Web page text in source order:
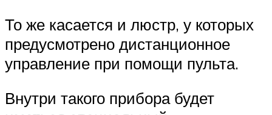
То же касается и люстр, у которых
предусмотрено дистанционное
управление при помощи пульта.
Внутри такого прибора будет